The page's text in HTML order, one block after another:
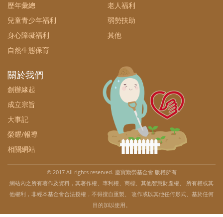
歷年彙總
老人福利
兒童青少年福利
弱勢扶助
身心障礙福利
其他
自然生態保育
關於我們
創辦緣起
成立宗旨
大事記
榮耀/報導
相關網站
© 2017 All rights reserved. 慶寶勤勞基金會 版權所有
網站內之所有著作及資料，其著作權、專利權、商標、其他智慧財產權、 所有權或其
他權利，非經本基金會合法授權，不得擅自重製、 改作或以其他任何形式、基於任何
目的加以使用。